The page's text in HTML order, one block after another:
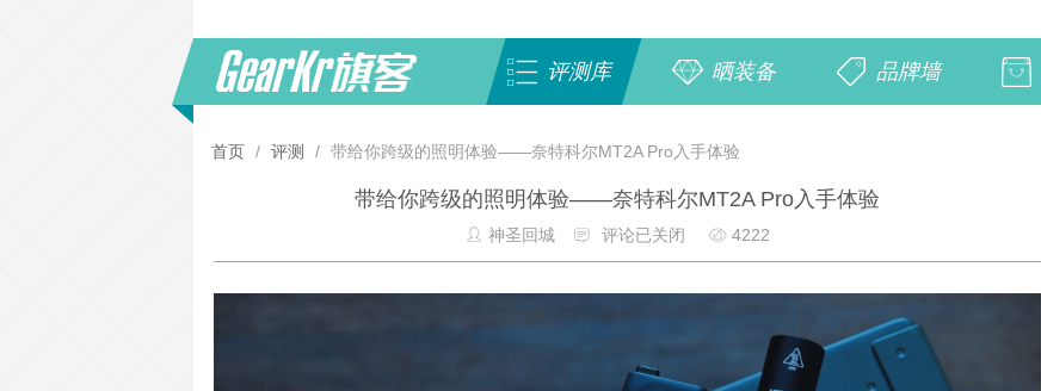
评测库 晒装备 品牌墙
首页 / 评测 / 带给你跨级的照明体验——奈特科尔MT2A Pro入手体验
带给你跨级的照明体验——奈特科尔MT2A Pro入手体验
神圣回城 评论已关闭 4222